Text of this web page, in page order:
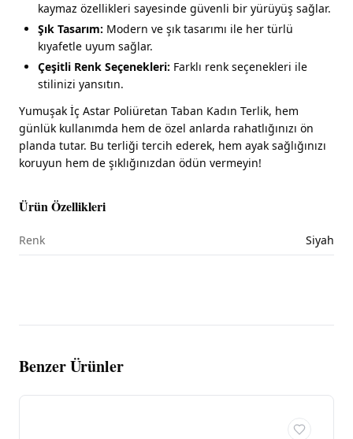
kaymaz özellikleri sayesinde güvenli bir yürüyüş sağlar.
Şık Tasarım: Modern ve şık tasarımı ile her türlü
kıyafetle uyum sağlar.
Çeşitli Renk Seçenekleri: Farklı renk seçenekleri ile
stilinizi yansıtın.
Yumuşak İç Astar Poliüretan Taban Kadın Terlik, hem
günlük kullanımda hem de özel anlarda rahatlığınızı ön
planda tutar. Bu terliği tercih ederek, hem ayak sağlığınızı
koruyun hem de şıklığınızdan ödün vermeyin!
Ürün Özellikleri
Renk Siyah
Benzer Ürünler